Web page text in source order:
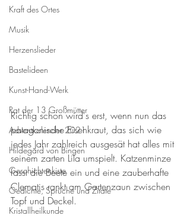
Kraft des Ortes
Musik
Herzenslieder
Bastelideen
Kunst-Hand-Werk
Rat der 13 Großmütter
Adventkalender 2021
Hildegard von Bingen
Geschichtenkiste
Gedichte, Sprüche und Zitate
Kristallheilkunde
Richtig schön wird's erst, wenn nun das
patagonische Eisenkraut, das sich wie
jedes Jahr zahlreich ausgesät hat alles mit
seinem zarten Lila umspielt. Katzenminze
fasst die Beete ein und eine zauberhafte
Clematis rankt am Gartenzaun zwischen
Topf und Deckel.